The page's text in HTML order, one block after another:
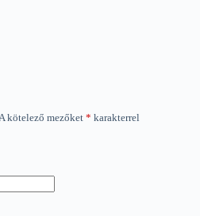
kötelező mezőket * karakterrel